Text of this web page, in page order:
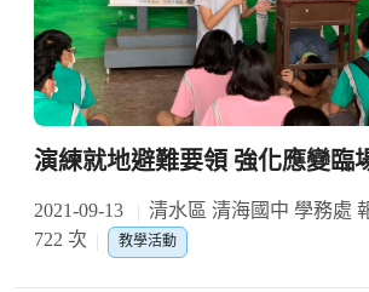
演練就地避難要領 強化應變臨
2021-09-13 清水區 清海國中 學務處
722 次
教學活動